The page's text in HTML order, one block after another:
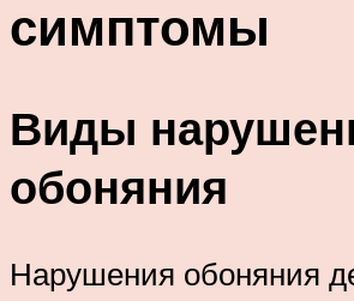
симптомы
Виды
обоняния
Нарушения обоняния